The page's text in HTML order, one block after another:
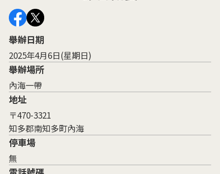
舉辦日期
2025年4月6日(星期日)
舉辦場所
內海一帶
地址
〒470-3321
知多郡南知多町內海
停車場
無